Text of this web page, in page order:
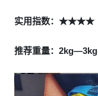
实用指数：★★★★
推荐重量：2kg—3kg